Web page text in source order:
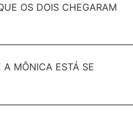
OS DOIS CHEGARAM
MÔNICA ESTÁ SE